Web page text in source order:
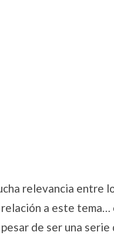
relevancia entre
a este
de ser una